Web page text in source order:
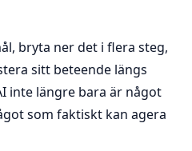
bryta ner det i flera steg,
sitt beteende längs
inte längre bara är något
som faktiskt kan agera